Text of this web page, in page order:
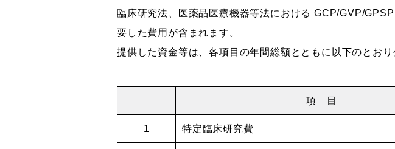
臨床研究法、医薬品医療機器等法における GCP/GVP/
要した費用が含まれます。
提供した資金等は、各項目の年間総額とともに以下のとおり
項 目
1 特定臨床研究費